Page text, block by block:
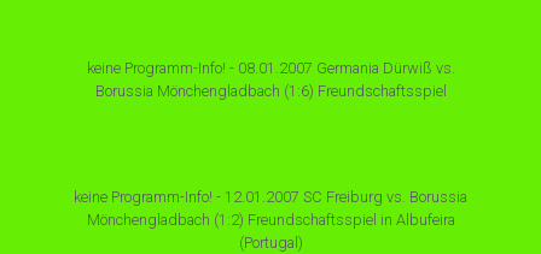
keine Programm-Info! - 08.01.2007 Germania Dürwiß vs.
Borussia Mönchengladbach (1:6) Freundschaftsspiel
keine Programm-Info! - 12.01.2007 SC Freiburg vs. Borussia
Mönchengladbach (1:2) Freundschaftsspiel in Albufeira
(Portugal)